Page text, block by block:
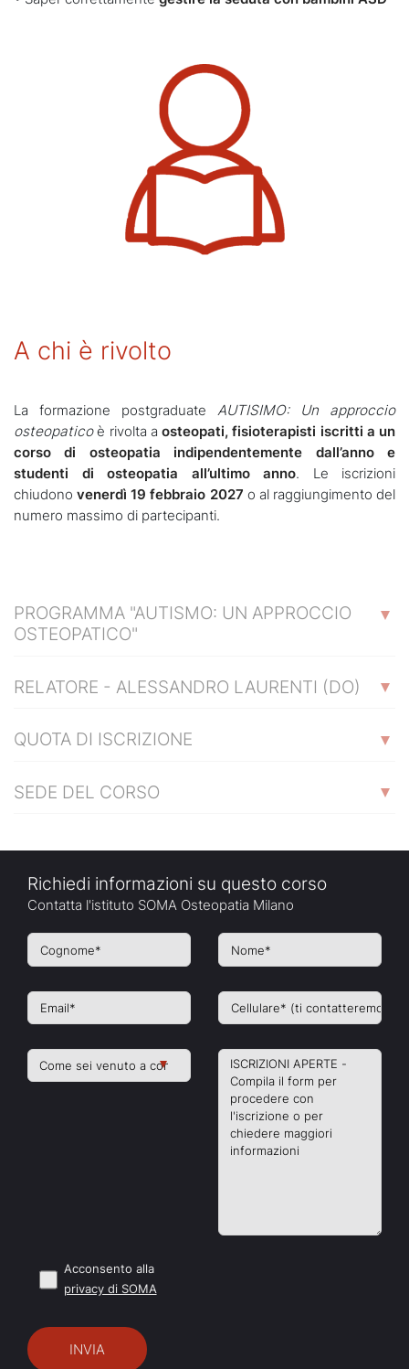
A chi è rivolto
La formazione postgraduate AUTISIMO: Un approccio
osteopaticoè rivolta a osteopati, fisioterapisti iscritti a un
corso di osteopatia indipendentemente dall’anno e
studenti di osteopatia all’ultimo anno. Le iscrizioni
chiudonovenerdì 19 febbraio 2027 o al raggiungimento del
numero massimo di partecipanti.
PROGRAMMA "AUTISMO: UN APPROCCIO
OSTEOPATICO"
RELATORE - ALESSANDRO LAURENTI (DO)
QUOTA DI ISCRIZIONE
SEDE DEL CORSO
Richiedi informazioni su questo corso
Contatta l'istituto SOMA Osteopatia Milano
Acconsento alla
privacy di SOMA